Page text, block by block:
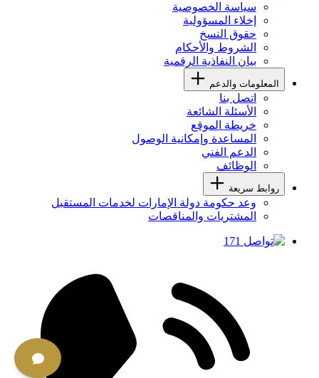
سياسة الخصوصية
إخلاء المسؤولية
حقوق النسخ
الشروط والأحكام
بيان النفاذية الرقمية
المعلومات والدعم
اتصل بنا
الأسئلة الشائعة
خريطة الموقع
المساعدة وإمكانية الوصول
الدعم الفني
الوظائف
روابط سريعة
وعد حكومة دولة الإمارات لخدمات المستقبل
المشتريات والمناقصات